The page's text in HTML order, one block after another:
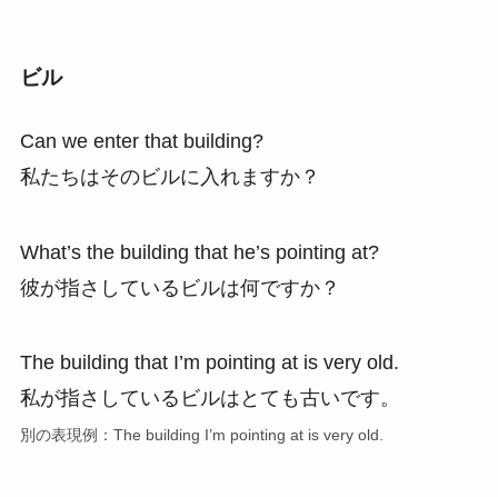
ビル
Can we enter that building?
私たちはそのビルに入れますか？
What’s the building that he’s pointing at?
彼が指さしているビルは何ですか？
The building that I’m pointing at is very old.
私が指さしているビルはとても古いです。
別の表現例：The building I’m pointing at is very old.